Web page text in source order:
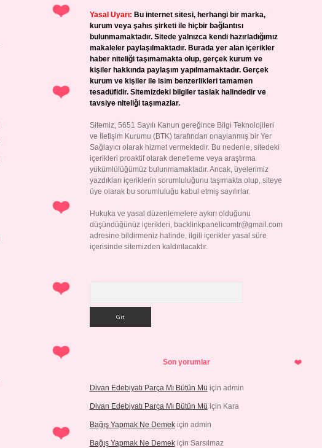
Yasal Uyarı: Bu internet sitesi, herhangi bir marka,
kurum veya şahıs şirketi ile hiçbir bağlantısı
bulunmamaktadır. Sitede yalnızca kendi hazırladığımız
makaleler paylaşılmaktadır. Burada yer alan içerikler
haber niteliği taşımamakta olup, gerçek kurum ve
kişiler hakkında paylaşım yapılmamaktadır. Gerçek
kurum ve kişiler ile isim benzerlikleri tamamen
tesadüfidir. Sitemizdeki bilgiler taslak halindedir ve
tavsiye niteliği taşımazlar.
Sitemiz, 5651 Sayılı Kanun gereğince Bilgi Teknolojileri
ve İletişim Kurumu (BTK) tarafından onaylanmış bir Yer
Sağlayıcı olarak hizmet vermektedir. Bu nedenle, sitedeki
içerikleri proaktif olarak denetleme veya araştırma
yükümlülüğümüz bulunmamaktadır. Ancak, üyelerimiz
yazdıkları içeriklerin sorumluluğunu taşımakta olup, siteye
üye olarak bu sorumluluğu kabul etmiş sayılırlar.
Hukuka ve yasal düzenlemelere aykırı olduğunu
düşündüğünüz içerikleri, backlinkpanelicomtr@gmail.com
adresine bildirmeniz halinde, ilgili içerikler yasal süre
içerisinde sitemizden kaldırılacaktır.
Son yorumlar
Divan Edebiyatı Parça Mı Bütün Mü için admin
Divan Edebiyatı Parça Mı Bütün Mü için Kara
Bağış Yapmak Ne Demekiçin admin
Bağış Yapmak Ne Demekiçin Sarsılmaz